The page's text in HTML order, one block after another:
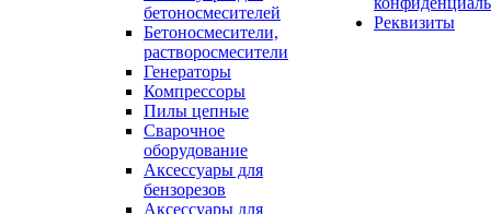
бетоносмесителей
Бетоносмесители,
растворосмесители
Генераторы
Компрессоры
Пилы цепные
Сварочное
оборудование
Аксессуары для
бензорезов
Аксессуары для
Реквизиты